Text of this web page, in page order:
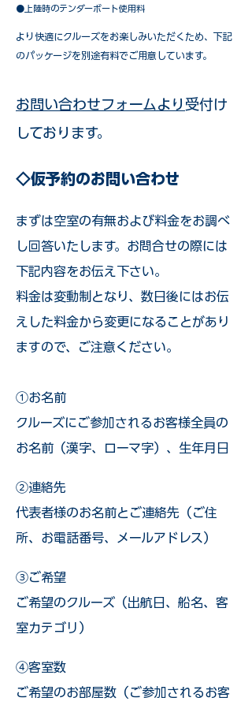
●上陸時のテンダーボート使用料
​より快適にクルーズをお楽しみいただくため、下記
のパッケージを別途有料でご用意しています。​
お問い合わせフォームより 受付け
しております。
◇仮予約のお問い合わせ
まずは空室の有無および料金をお調べ
し回答いたします。お問合せの際には
下記内容をお伝え下さい。
料金は変動制となり、数日後にはお伝
えした料金から変更になることがあり
ますので、ご注意ください。
①お名前
クルーズにご参加されるお客様全員の
お名前（漢字、ローマ字）、生年月日
②連絡先
代表者様のお名前とご連絡先（ご住
所、お電話番号、メールアドレス）
③ご希望
ご希望のクルーズ（出航日、船名、客
室カテゴリ）
④客室数
ご希望のお部屋数（ご参加されるお客